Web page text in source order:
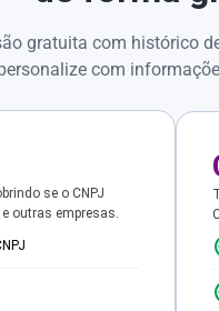
gratuita com histórico
com
se o CNPJ
outras empresas.